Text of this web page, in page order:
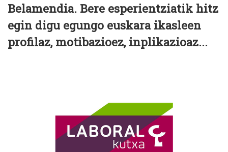
Belamendia. Bere esperientziatik hitz
egin digu egungo euskara ikasleen
profilaz, motibazioez, inplikazioaz...